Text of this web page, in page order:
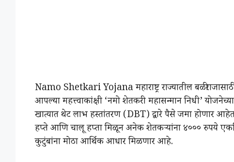
Namo Shetkari Yojana महाराष्ट्र राज्यातील
आपल्या महत्त्वाकांक्षी ‘नमो शेतकरी महासन्मान निधी’
खात्यात थेट लाभ हस्तांतरण (DBT) द्वारे पैसे जमा होणार
हप्ते आणि चालू हप्ता मिळून अनेक शेतकऱ्यांना ४००० रुपये
कुटुंबांना मोठा आर्थिक आधार मिळणार आहे.